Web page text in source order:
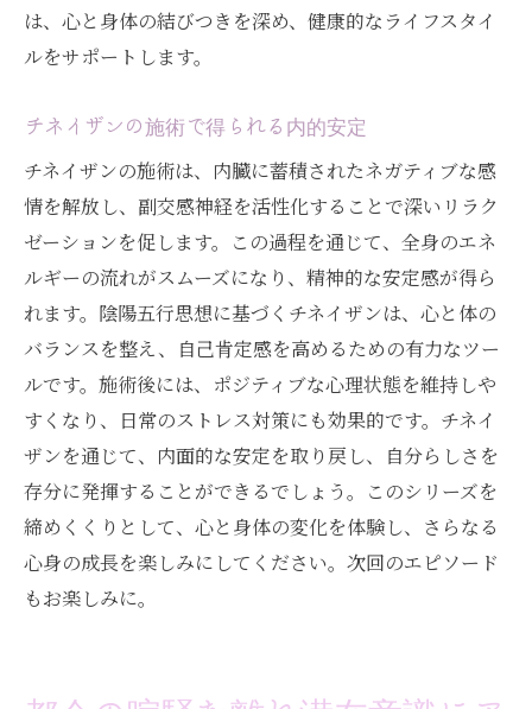
は、心と身体の結びつきを深め、健康的なライフスタイ
ルをサポートします。
チネイザンの施術で得られる内的安定
チネイザンの施術は、内臓に蓄積されたネガティブな感
情を解放し、副交感神経を活性化することで深いリラク
ゼーションを促します。この過程を通じて、全身のエネ
ルギーの流れがスムーズになり、精神的な安定感が得ら
れます。陰陽五行思想に基づくチネイザンは、心と体の
バランスを整え、自己肯定感を高めるための有力なツー
ルです。施術後には、ポジティブな心理状態を維持しや
すくなり、日常のストレス対策にも効果的です。チネイ
ザンを通じて、内面的な安定を取り戻し、自分らしさを
存分に発揮することができるでしょう。このシリーズを
締めくくりとして、心と身体の変化を体験し、さらなる
心身の成長を楽しみにしてください。次回のエピソード
もお楽しみに。